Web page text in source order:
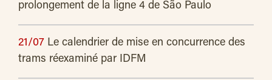
prolongement de la ligne 4 de São Paulo
21/07 Le calendrier de mise en concurrence des
trams réexaminé par IDFM